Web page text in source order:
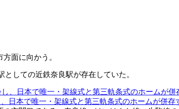
面に向かう。
しての近鉄奈良駅が存在していた。
日本で唯一・架線式と第三軌条式のホームが併存